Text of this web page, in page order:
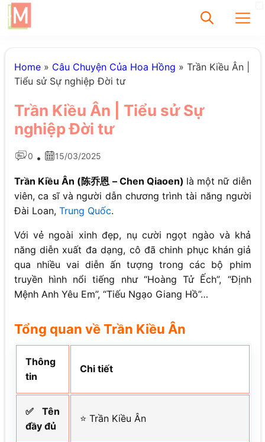
Home» Câu Chuyện Của Hoa Hồng » Trần Kiều Ân |
Tiểu sử Sự nghiệp Đời tư
Trần Kiều Ân | Tiểu sử Sự
nghiệp Đời tư
0 • 15/03/2025
Trần Kiều Ân (陈乔恩 – Chen Qiaoen) là một nữ diễn
viên, ca sĩ và người dẫn chương trình tài năng người
Đài Loan, Trung Quốc.
Với vẻ ngoài xinh đẹp, nụ cười ngọt ngào và khả
năng diễn xuất đa dạng, cô đã chinh phục khán giả
qua nhiều vai diễn ấn tượng trong các bộ phim
truyền hình nổi tiếng như “Hoàng Tử Ếch”, “Định
Mệnh Anh Yêu Em”, “Tiếu Ngạo Giang Hồ”…
Tổng quan về Trần Kiều Ân
Thông
tin
Chi tiết
✅ Tên
đầy đủ
⭐ Trần Kiều Ân